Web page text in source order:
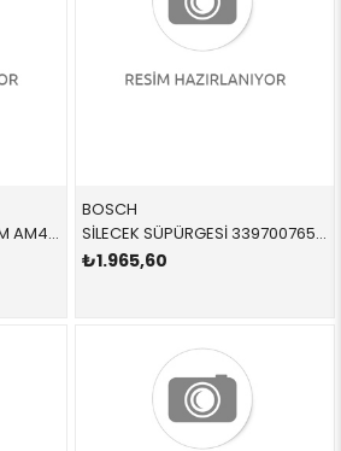
SİLECEK SÜPÜRGESİ TAKIM AM462S 3397007462 61612241375 61612241375 E90,E91,F30,F31,G20 ÖN 2012-
BOSCH
SİLECEK SÜPÜRGESİ 3397007653 61612209047 61612209047 F06,F12,F13 TAKIM ÖN 2017-
₺1.965,60